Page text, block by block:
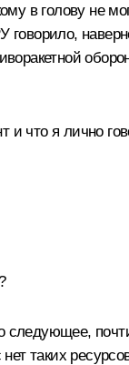
в голову не
говорило,
и что я лично
следующее,
нет таких